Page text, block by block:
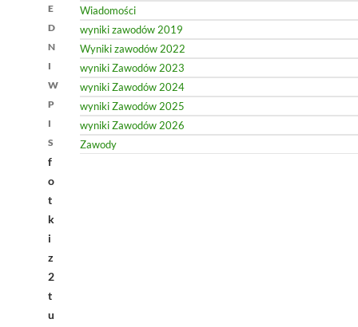
E
D
N
I
W
P
I
S
f
o
t
k
i
z
2
t
u
Wiadomości
wyniki zawodów 2019
Wyniki zawodów 2022
wyniki Zawodów 2023
wyniki Zawodów 2024
wyniki Zawodów 2025
wyniki Zawodów 2026
Zawody